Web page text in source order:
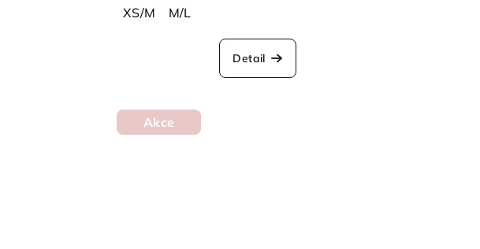
XS/M
M/L
Detail
Akce